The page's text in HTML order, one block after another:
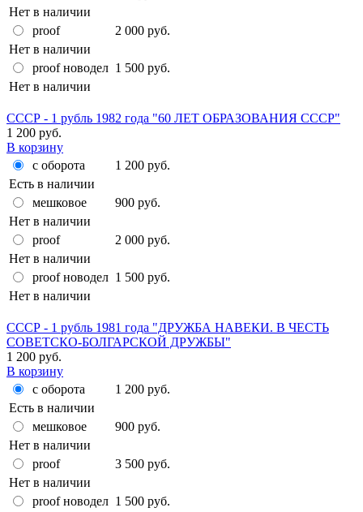
Нет в наличии
proof
2 000 руб.
Нет в наличии
proof новодел 1 500 руб.
Нет в наличии
СССР - 1 рубль 1982 года "60 ЛЕТ ОБРАЗОВАНИЯ СССР"
1 200 руб.
В корзину
с оборота
1 200 руб.
Есть в наличии
мешковое
900 руб.
Нет в наличии
proof
2 000 руб.
Нет в наличии
proof новодел 1 500 руб.
Нет в наличии
СССР - 1 рубль 1981 года "ДРУЖБА НАВЕКИ. В ЧЕСТЬ
СОВЕТСКО-БОЛГАРСКОЙ ДРУЖБЫ"
1 200 руб.
В корзину
с оборота
1 200 руб.
Есть в наличии
мешковое
900 руб.
Нет в наличии
proof
3 500 руб.
Нет в наличии
proof новодел 1 500 руб.